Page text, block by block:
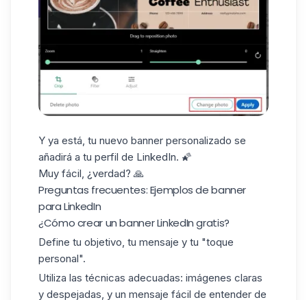
Y ya está, tu nuevo banner personalizado se
añadirá a tu perfil de LinkedIn. 🌠
Muy fácil, ¿verdad? 🙏
Preguntas frecuentes: Ejemplos de banner
para LinkedIn
¿Cómo crear un banner LinkedIn gratis?
Define tu objetivo, tu mensaje y tu "toque
personal".
Utiliza las técnicas adecuadas: imágenes claras
y despejadas, y un mensaje fácil de entender de